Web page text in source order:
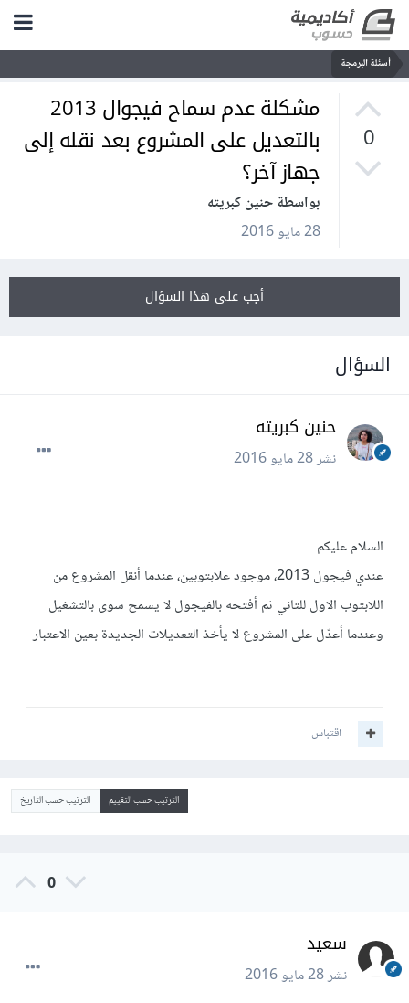
أسئلة البرمجة
0
مشكلة عدم سماح فيجوال 2013
بالتعديل على المشروع بعد نقله إلى
جهاز آخر؟
بواسطة حنين كبريته
28 مايو 2016
أجب على هذا السؤال
السؤال
حنين كبريته
نشر28 مايو 2016
السلام عليكم
عندي فيجول 2013، موجود علابتوبين، عندما أنقل المشروع من
اللابتوب الاول للتاني ثم أفتحه بالفيجول لا يسمح سوى بالتشغيل
وعندما أعدّل على المشروع لا يأخذ التعديلات الجديدة بعين الاعتبار
اقتباس
الترتيب حسب التقييم الترتيب حسب التاريخ
0
سعيد
نشر28 مايو 2016